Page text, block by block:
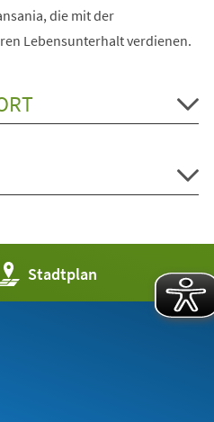
die mit der
Lebensunterhalt verdienen.
Stadtplan
(Öffnet